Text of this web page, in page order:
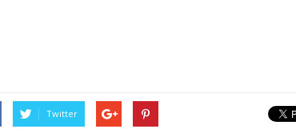
Twitter